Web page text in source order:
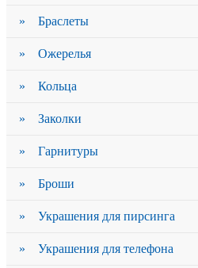
» Браслеты
» Ожерелья
» Кольца
» Заколки
» Гарнитуры
» Броши
» Украшения для пирсинга
» Украшения для телефона